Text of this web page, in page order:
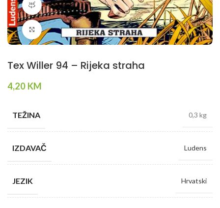
360 product view
Klikni da povečaš
Tex Willer 94 – Rijeka straha
4,20 KM
TEŽINA 0,3 kg
IZDAVAČ Ludens
JEZIK Hrvatski